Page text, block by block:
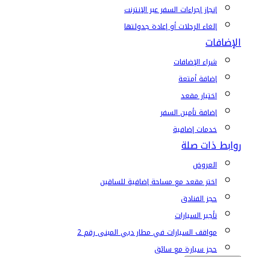
إنجاز إجراءات السفر عبر الإنترنت
إلغاء الرحلات أو إعادة جدولتها
الإضافات
شراء الإضافات
إضافة أمتعة
اختيار مقعد
إضافة تأمين السفر
خدمات إضافية
روابط ذات صلة
العروض
اختر مقعد مع مساحة إضافية للساقين
حجز الفنادق
تأجير السيارات
مواقف السيارات في مطار دبي المبنى رقم 2
حجز سيارة مع سائق